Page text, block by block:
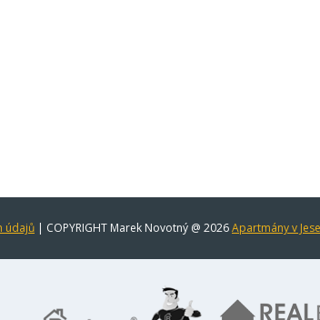
údajů | COPYRIGHT Marek Novotný @ 2026Apartmány v